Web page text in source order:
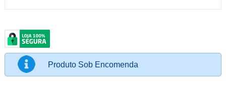
Produto Sob Encomenda